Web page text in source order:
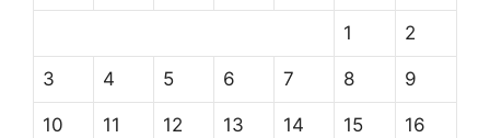
1 2
3 4 5 6 7 8 9
10 11 12 13 14 15 16